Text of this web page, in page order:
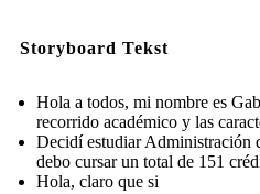
Storyboard Tekst
Hola a todos, mi nombre es
recorrido académico y las
Decidí estudiar Administración
debo cursar un total de 151
Hola, claro que si